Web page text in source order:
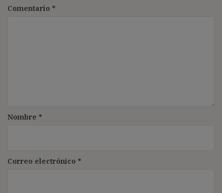
Comentario *
Nombre *
Correo electrónico *